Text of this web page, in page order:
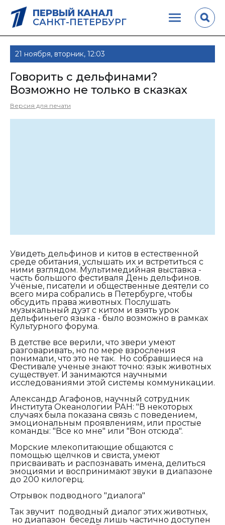
ПЕРВЫЙ КАНАЛ
САНКТ-ПЕТЕРБУРГ
21 ноября, вторник, 12:03
Говорить с дельфинами?
Возможно не только в сказках
Версия для печати
Увидеть дельфинов и китов в естественной
среде обитания, услышать их и встретиться с
ними взглядом. Мультимедийная выставка -
часть большого фестиваля День дельфинов.
Учёные, писатели и общественные деятели со
всего мира собрались в Петербурге, чтобы
обсудить права животных. Послушать
музыкальный дуэт с китом и взять урок
дельфиньего языка - было возможно в рамках
Культурного форума.
В детстве все верили, что звери умеют
разговаривать, но по мере взросления
понимали, что это не так. Но собравшиеся на
Фестивале ученые знают точно: язык животных
существует. И занимаются научными
исследованиями этой системы коммуникации.
Александр Агафонов, научный сотрудник
Института Океанологии РАН: "В некоторых
случаях была показана связь с поведением,
эмоциональным проявлениям, или простые
команды: "Все ко мне" или "Вон отсюда".
Морские млекопитающие общаются с
помощью щелчков и свиста, умеют
присваивать и распознавать имена, делиться
эмоциями и воспринимают звуки в диапазоне
до 200 килогерц.
Отрывок подводного "диалога"
Так звучит подводный диалог этих животных,
но диапазон беседы лишь частично доступен